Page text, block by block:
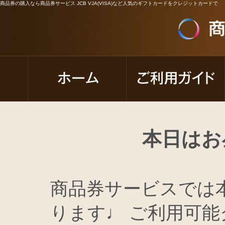
商品券の購入なら商品券サービス JCB VJA(VISA)など人気のギフトカードをクレジットカードで
本日は
商品券サービスでは
ります♩ ご利用可